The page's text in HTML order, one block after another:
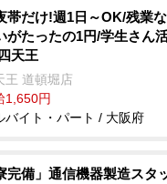
帯だけ!週1日～OK/残業
がたったの1円/学生さん
天王
王 道頓堀店
1,650円
バイト・パート / 大阪府
完備」通信機器製造スタ